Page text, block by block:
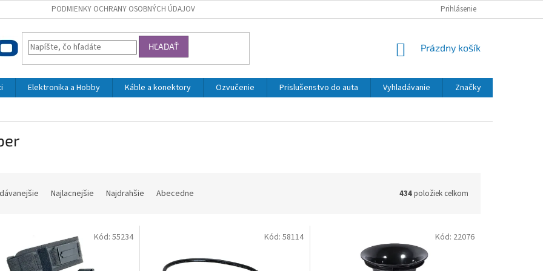
PODMIENKY OCHRANY OSOBNÝCH ÚDAJOV Prihlásenie
HĽADAŤ
NÁKUPNÝ
Prázdny košík
Elektronika a Hobby Káble a konektory Ozvučenie Prislušenstvo do auta Vyhladávanie
Značky
Najlacnejšie Najdrahšie Abecedne 434položiek celkom
Kód: 55234 Kód: 58114 Kód: 22076